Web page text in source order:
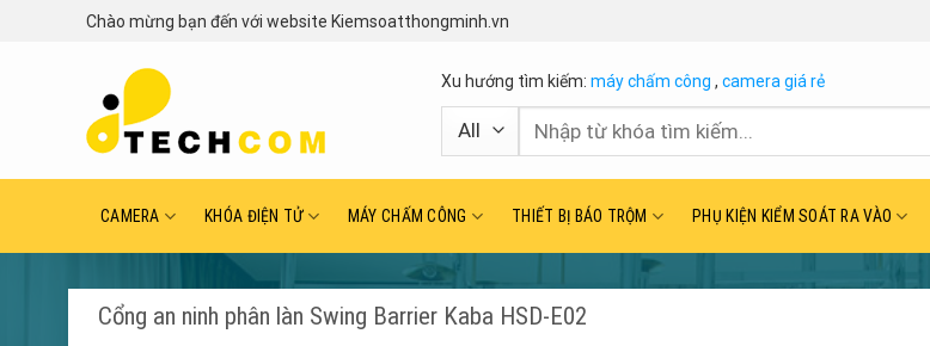
Chào mừng bạn đến với website Kiemsoatthongminh.vn
Xu hướng tìm kiếm: máy chấm công , camera giá rẻ
Tìm
CAMERA KHÓA ĐIỆN TỬ MÁY CHẤM CÔNG THIẾT BỊ BÁO TRỘM PHỤ KIỆN KIỂM SOÁT RA VÀO
Cổng an ninh phân làn Swing Barrier Kaba HSD-E02